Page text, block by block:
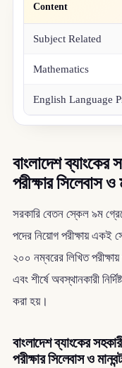
Content
Subject Related
Mathematics
English Language
বাংলাদেশ ব্যাংকের
পরীক্ষার সিলেবাস ও
সরকারি বেতন স্কেল ৯ম
পদের নিয়োগ পরীক্ষায় একই
২০০ নম্বরের লিখিত
এবং শীর্ষে অবস্থানকারী
করা হয়।
বাংলাদেশ ব্যাংকের
পরীক্ষার সিলেবাস ও